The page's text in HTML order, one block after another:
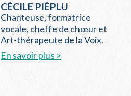
CÉCILE PIÉPLU
Chanteuse, formatrice
vocale, cheffe de chœur et
Art-thérapeute de la Voix.
En savoir plus >